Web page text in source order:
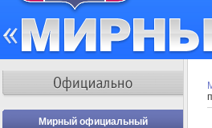
Мирный официальный